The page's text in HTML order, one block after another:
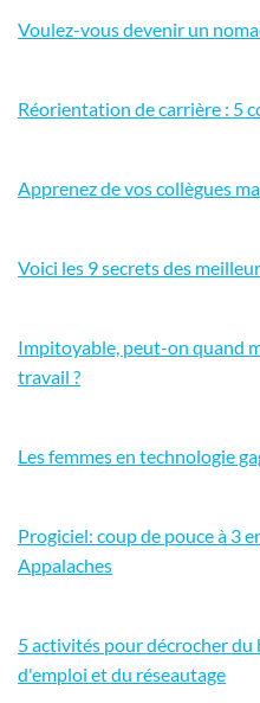
Voulez-vous devenir un
Réorientation de carrière : 5
Apprenez de vos collègues
Voici les 9 secrets des
Impitoyable, peut-on quand
travail ?
Les femmes en technologie
Progiciel: coup de pouce à 3
Appalaches
5 activités pour décrocher du
d'emploi et du réseautage